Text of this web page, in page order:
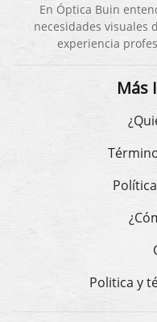
En Óptica Buin
necesidades visuales
experiencia
Más
Politica y